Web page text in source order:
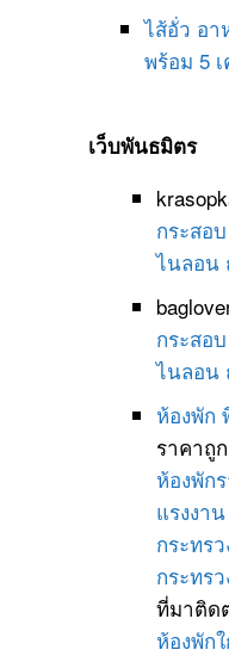
ไส้อั่ว อา
พร้อม 5
เว็บพันธมิตร
กระสอบ
ไนลอน
กระสอบ
ไนลอน
ห้องพัก
ราคาถู
ห้องพัก
แรงงาน
กระทร
กระทร
ที่มาติด
ห้องพัก